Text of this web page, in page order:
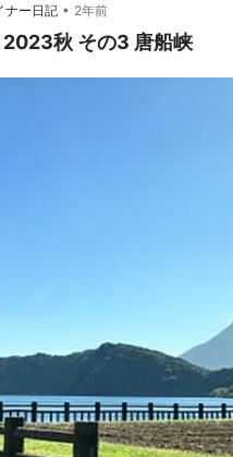
ナー日記 • 2年前
2023秋 その3 唐船峡